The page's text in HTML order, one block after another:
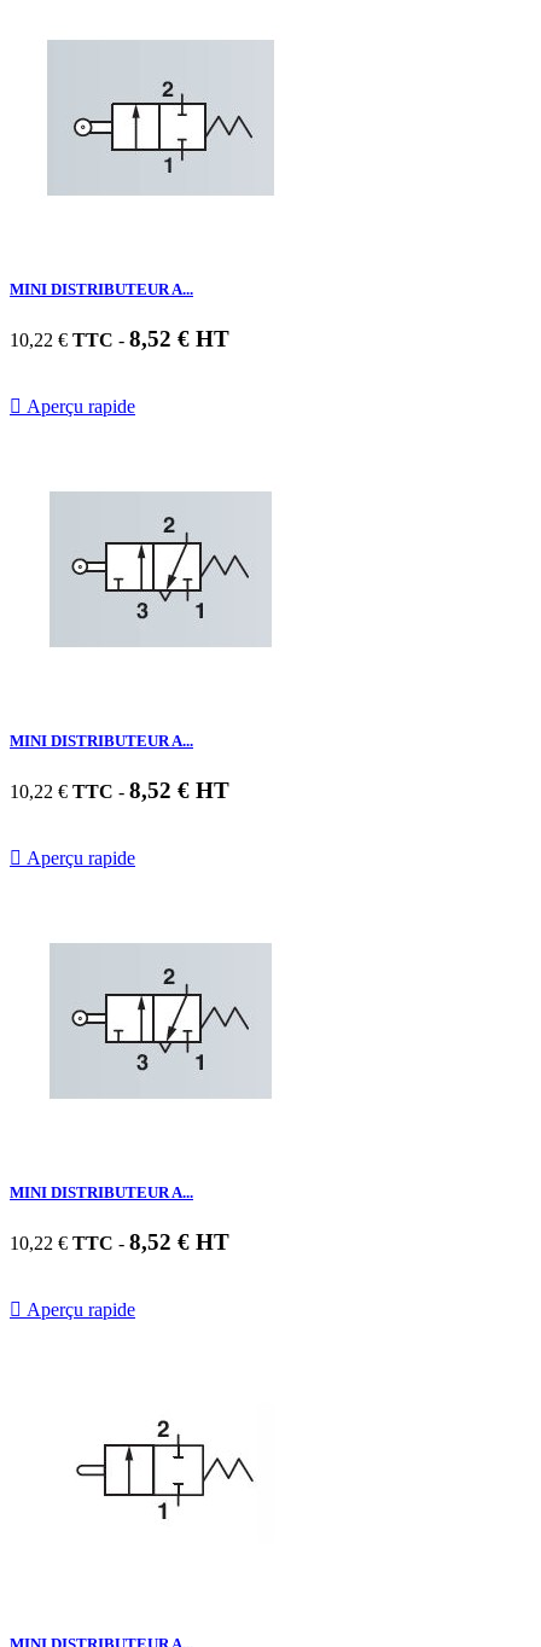
MINI DISTRIBUTEUR A...
10,22 € TTC - 8,52 € HT
 Aperçu rapide
MINI DISTRIBUTEUR A...
10,22 € TTC - 8,52 € HT
 Aperçu rapide
MINI DISTRIBUTEUR A...
10,22 € TTC - 8,52 € HT
 Aperçu rapide